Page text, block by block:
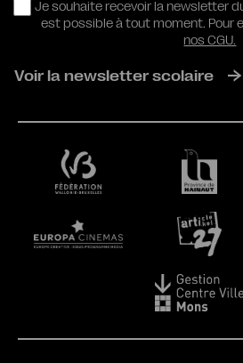
RGPD
Je souhaite recevoir la newsletter
est possible à tout moment. Pour
nos CGU.
Voir la newsletter scolaire